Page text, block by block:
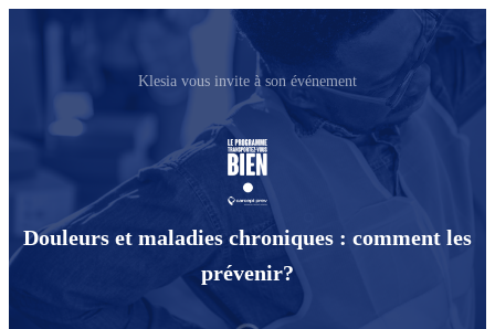
Klesia vous invite à son événement
Douleurs et maladies chroniques : comment les
prévenir?